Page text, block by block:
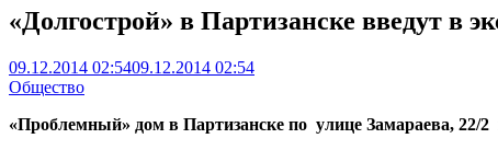
«Долгострой» в Партизанске введут в
09.12.2014 02:5409.12.2014 02:54
Общество
«Проблемный» дом в Партизанске по улице Замараева, 22/2